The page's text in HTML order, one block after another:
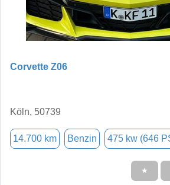
Corvette Z06
Köln, 50739
14.700 km Benzin 475 kw (646
★